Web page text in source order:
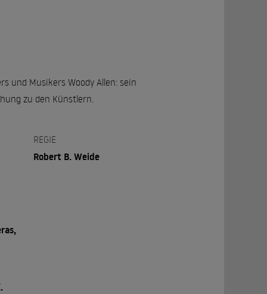
und Musikers Woody Allen: sein
zu den Künstlern.
REGIE
Robert B. Weide